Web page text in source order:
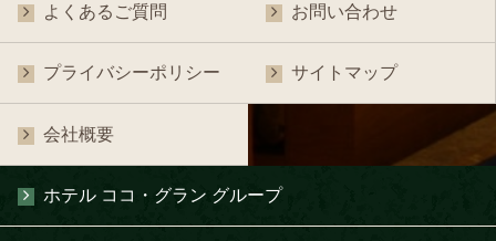
よくあるご質問 お問い合わせ
プライバシーポリシー サイトマップ
会社概要
ホテル ココ・グラン グループ